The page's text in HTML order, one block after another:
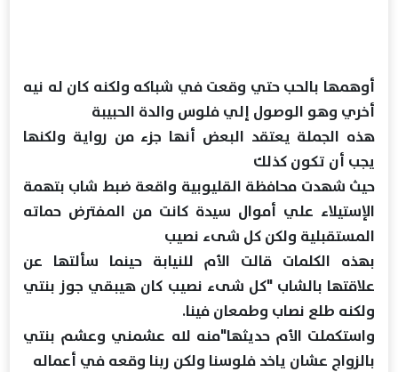
أوهمها بالحب حتي وقعت في شباكه ولكنه كان له نيه
أخري وهو الوصول إلي فلوس والدة الحبيبة
هذه الجملة يعتقد البعض أنها جزء من رواية ولكنها
يجب أن تكون كذلك
حيث شهدت محافظة القليوبية واقعة ضبط شاب بتهمة
الإستيلاء علي أموال سيدة كانت من المفترض حماته
المستقبلية ولكن كل شىء نصيب
بهذه الكلمات قالت الأم للنيابة حينما سألتها عن
علاقتها بالشاب "كل شىء نصيب كان هيبقي جوز بنتي
ولكنه طلع نصاب وطمعان فينا.
واستكملت الأم حديثها"منه لله عشمني وعشم بنتي
بالزواج عشان ياخد فلوسنا ولكن ربنا وقعه في أعماله